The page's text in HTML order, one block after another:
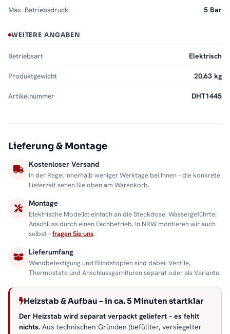
Handtuchheizkörper elektrisch PREMIUM ALRONA in
Heizstab für den elektrischen Betrieb
Montageset inkl. Blind- und Entlüftungsstopfen
Kompetenter Kundenservice und bequeme
Wunsch bieten wir Ihnen unseren
fachgerechte Installation vor Ort.
Max. Betriebsdruck 5 Bar
WEITERE ANGABEN
Betriebsart Elektrisch
Produktgewicht 20,63 kg
Artikelnummer DHT1445
Lieferung & Montage
Kostenloser Versand
In der Regel innerhalb weniger Werktage bei Ihnen – die konkrete
Lieferzeit sehen Sie oben am Warenkorb.
Montage
Elektrische Modelle: einfach an die Steckdose. Wassergeführte:
Anschluss durch einen Fachbetrieb. In NRW montieren wir auch
selbst –fragen Sie uns.
Lieferumfang
Wandbefestigung und Blindstopfen sind dabei. Ventile,
Thermostate und Anschlussgarnituren separat oder als Variante.
Heizstab & Aufbau – in ca. 5 Minuten startklar
Der Heizstab wird separat verpackt geliefert – es fehlt
nichts. Aus technischen Gründen (befüllter, versiegelter